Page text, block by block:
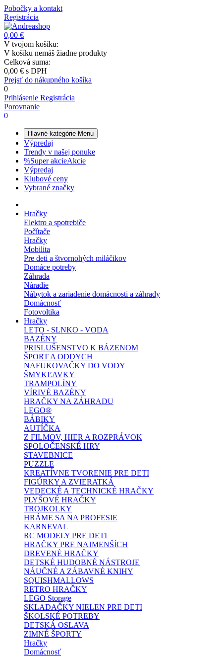
Pobočky a kontakt
Registrácia
0,00 €
V tvojom košíku:
V košíku nemáš žiadne produkty
Celková suma:
0,00 € s DPH
Prejsť do nákupného košíka
0
Prihlásenie Registrácia
Porovnanie
0
Hlavné kategórie Menu
Výpredaj
Trendy v našej ponuke
%Super akcieAkcie
Výpredaj
Klubové ceny
Vybrané značky
Hračky
Elektro a spotrebiče
Počítače
Hračky
Mobilita
Pre deti a štvornohých miláčikov
Domáce potreby
Záhrada
Náradie
Nábytok a zariadenie domácnosti a záhrady
Domácnosť
Fotovoltika
Hračky
LETO - SLNKO - VODA
BAZÉNY
PRISLUŠENSTVO K BÁZENOM
ŠPORT A ODDYCH
NAFUKOVAČKY DO VODY
ŠMYKĽAVKY
TRAMPOLÍNY
VÍRIVÉ BAZÉNY
HRAČKY NA ZÁHRADU
LEGO®
BÁBIKY
AUTÍČKA
Z FILMOV, HIER A ROZPRÁVOK
SPOLOČENSKÉ HRY
STAVEBNICE
PUZZLE
KREATÍVNE TVORENIE PRE DETI
FIGÚRKY A ZVIERATKÁ
VEDECKÉ A TECHNICKÉ HRAČKY
PLYŠOVÉ HRAČKY
TROJKOLKY
HRÁME SA NA PROFESIE
KARNEVAL
RC MODELY PRE DETI
HRAČKY PRE NAJMENŠÍCH
DREVENÉ HRAČKY
DETSKÉ HUDOBNÉ NÁSTROJE
NÁUČNÉ A ZÁBAVNÉ KNIHY
SQUISHMALLOWS
RETRO HRAČKY
LEGO Storage
SKLADAČKY NIELEN PRE DETI
ŠKOLSKÉ POTREBY
DETSKÁ OSLAVA
ZIMNÉ ŠPORTY
Hračky
Domácnosť